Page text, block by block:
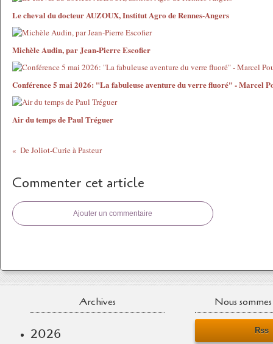
Le cheval du docteur AUZOUX, Institut Agro de Rennes-Angers
Michèle Audin, par Jean-Pierre Escofier
Conférence 5 mai 2026: "La fabuleuse aventure du verre fluoré" - Marcel
Air du temps de Paul Tréguer
De Joliot-Curie à Pasteur
Commenter cet article
Ajouter un commentaire
Archives
2026
Nous
Rss